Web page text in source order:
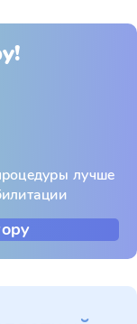
лучше